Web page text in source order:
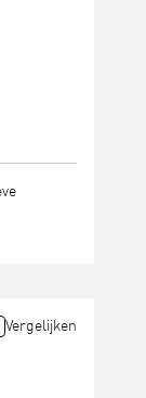
Vergelijken